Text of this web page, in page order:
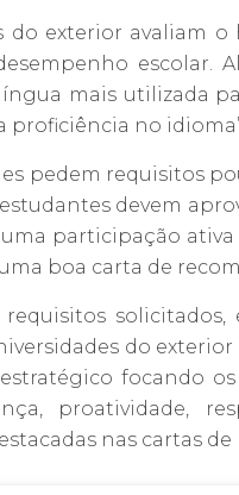
do exterior avaliam
escolar.
mais utilizada
proficiência no
pedem requisitos
devem
participação
boa carta de
do
focando os
proatividade,
nas cartas